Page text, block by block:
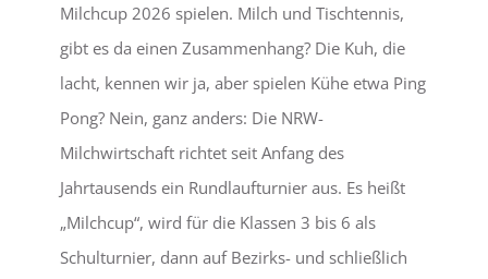
Milchcup 2026 spielen. Milch und Tischtennis,
gibt es da einen Zusammenhang? Die Kuh, die
lacht, kennen wir ja, aber spielen Kühe etwa Ping
Pong? Nein, ganz anders: Die NRW-
Milchwirtschaft richtet seit Anfang des
Jahrtausends ein Rundlaufturnier aus. Es heißt
„Milchcup“, wird für die Klassen 3 bis 6 als
Schulturnier, dann auf Bezirks- und schließlich